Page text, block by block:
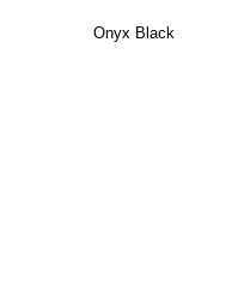
Onyx Black